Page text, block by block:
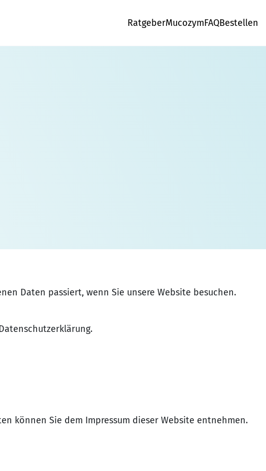
RatgeberMucozymFAQBestellen
Daten passiert, wenn Sie unsere Website besuchen.
können Sie dem Impressum dieser Website entnehmen.